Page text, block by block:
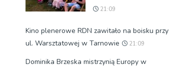
21:09
Kino plenerowe RDN zawitało na boisku przy
ul. Warsztatowej w Tarnowie
21:09
Dominika Brzeska mistrzynią Europy w